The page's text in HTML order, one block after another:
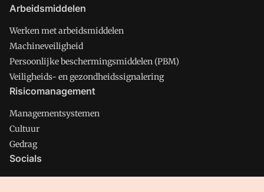
Arbeidsmiddelen
Werken met arbeidsmiddelen
Machineveiligheid
Persoonlijke beschermingsmiddelen (PBM)
Veiligheids- en gezondheidssignalering
Risicomanagement
Managementsystemen
Cultuur
Gedrag
Socials